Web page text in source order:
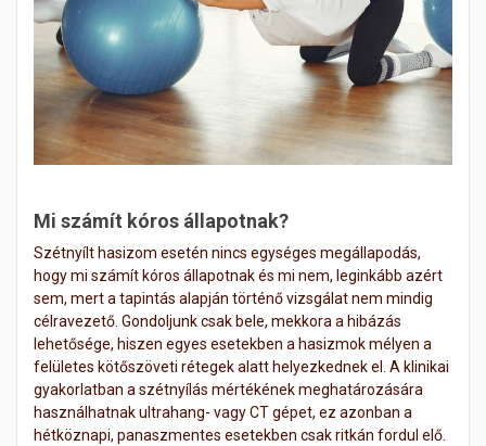
Mi számít kóros állapotnak?
Szétnyílt hasizom esetén nincs egységes megállapodás,
hogy mi számít kóros állapotnak és mi nem, leginkább azért
sem, mert a tapintás alapján történő vizsgálat nem mindig
célravezető. Gondoljunk csak bele, mekkora a hibázás
lehetősége, hiszen egyes esetekben a hasizmok mélyen a
felületes kötőszöveti rétegek alatt helyezkednek el. A klinikai
gyakorlatban a szétnyílás mértékének meghatározására
használhatnak ultrahang- vagy CT gépet, ez azonban a
hétköznapi, panaszmentes esetekben csak ritkán fordul elő.